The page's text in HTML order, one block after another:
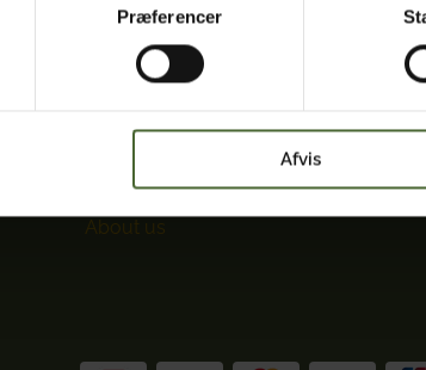
Præferencer
Afvis
Contact us
Terms & Conditions
About us